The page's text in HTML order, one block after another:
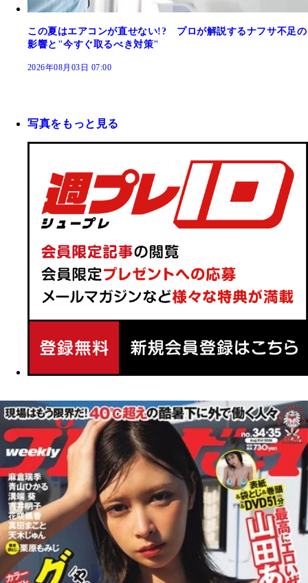
この夏はエアコンが直せない!? プロが解説するナフサ不足の
影響と"今すぐ取るべき対策"
2026年08月03日 07:00
写真をもっと見る